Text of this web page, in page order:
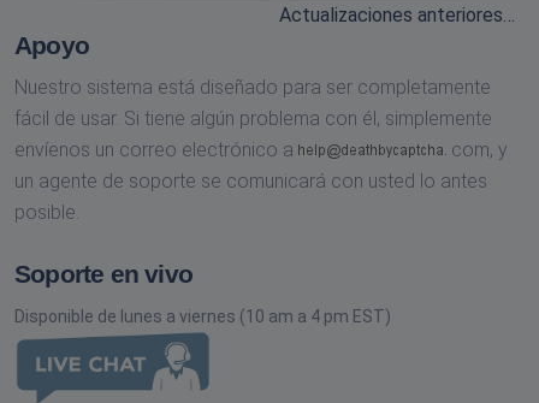
Actualizaciones anteriores…
Apoyo
Nuestro sistema está diseñado para ser completamente
fácil de usar. Si tiene algún problema con él, simplemente
envíenos un correo electrónico a
com, y
un agente de soporte se comunicará con usted lo antes
posible.
Soporte en vivo
Disponible de lunes a viernes (10 am a 4 pm EST)